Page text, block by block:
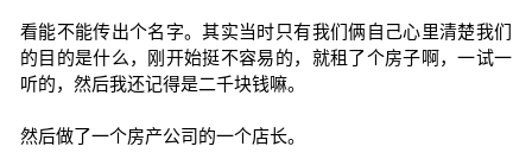
看能不能传出个名字。其实当时只有我们俩自己心里清楚我们
的目的是什么，刚开始挺不容易的，就租了个房子啊，一试一
听的，然后我还记得是二千块钱嘛。
然后做了一个房产公司的一个店长。